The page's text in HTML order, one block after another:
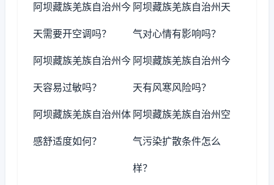
阿坝藏族羌族自治州今
天需要开空调吗？
阿坝藏族羌族自治州天
气对心情有影响吗？
阿坝藏族羌族自治州今
天容易过敏吗？
阿坝藏族羌族自治州今
天有风寒风险吗？
阿坝藏族羌族自治州体
感舒适度如何？
阿坝藏族羌族自治州空
气污染扩散条件怎么
样？